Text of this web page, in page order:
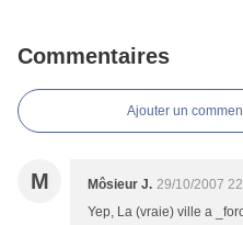
Commentaires
Ajouter un
M Môsieur J. 29/10/2007
Yep, La (vraie) ville a